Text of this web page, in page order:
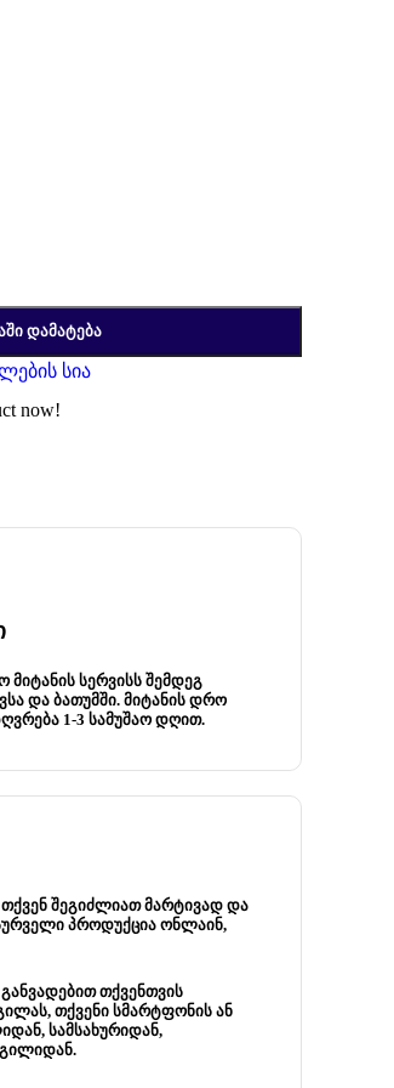
ᲓᲐᲛᲐᲢᲔᲑᲐ
სია
now!
მიტანის სერვისს შემდეგ
და ბათუმში. მიტანის დრო
1-3 სამუშაო დღით.
შეგიძლიათ მარტივად და
პროდუქცია ონლაინ,
თქვენთვის
თქვენი სმარტფონის ან
სამსახურიდან,